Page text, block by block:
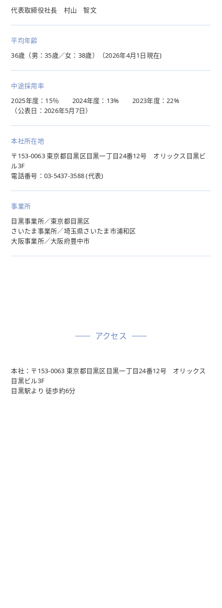
代表取締役社長 村山 智文
平均年齢
36歳（男：35歳／女：38歳）（2026年4月1日現在)
中途採用率
2025年度：15％ 2024年度：13% 2023年度：22%
（公表日：2026年5月7日）
本社所在地
〒153-0063 東京都目黒区目黒一丁目24番12号 オリックス目黒ビ
ル3F
電話番号：03-5437-3588 (代表)
事業所
目黒事業所／東京都目黒区
さいたま事業所／埼玉県さいたま市浦和区
大阪事業所／大阪府豊中市
アクセス
本社：〒153-0063 東京都目黒区目黒一丁目24番12号 オリックス
目黒ビル3F
目黒駅より 徒歩約6分